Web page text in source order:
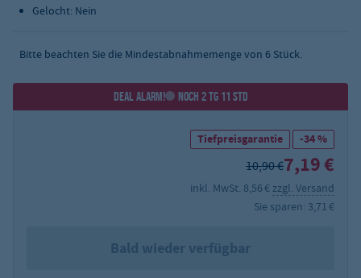
Gelocht: Nein
Bitte beachten Sie die Mindestabnahmemenge von 6 Stück.
DEAL ALARM! NOCH 2 TG 11 STD
Tiefpreisgarantie -34 %
10,90 €7,19 €
inkl. MwSt. 8,56 € zzgl. Versand
Sie sparen: 3,71 €
Bald wieder verfügbar